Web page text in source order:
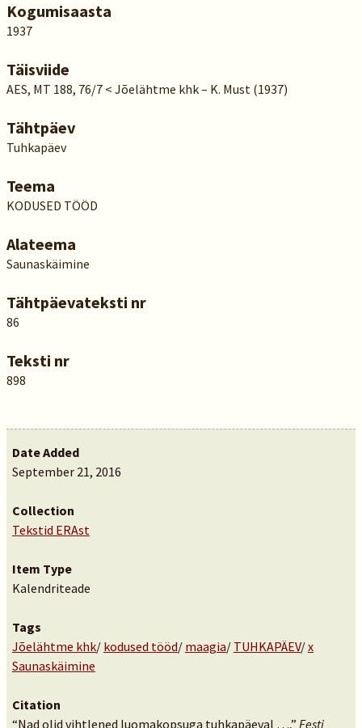
Kogumisaasta
1937
Täisviide
AES, MT 188, 76/7 < Jõelähtme khk – K. Must (1937)
Tähtpäev
Tuhkapäev
Teema
KODUSED TÖÖD
Alateema
Saunaskäimine
Tähtpäevateksti nr
86
Teksti nr
898
Date Added
September 21, 2016
Collection
Tekstid ERAst
Item Type
Kalendriteade
Tags
Jõelähtme khk/ kodused tööd/ maagia/ TUHKAPÄEV/x
Saunaskäimine
Citation
“Nad olid vihtlened luomakopsuga tuhkapäeval …,” Eesti